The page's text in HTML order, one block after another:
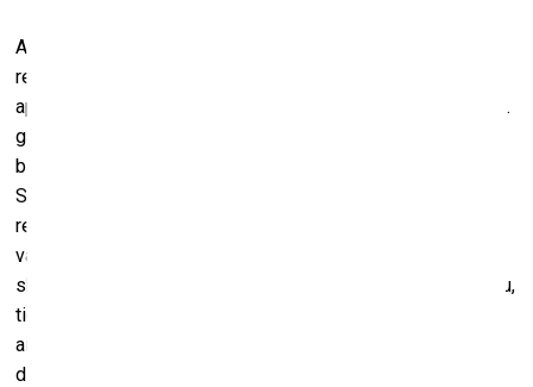
Annemarijas Gulbes izstādē “Gribi tici, gribi netici” būs
redzama jauktu mediju instalācija, kas ir veidota ap video,
apvienojot kolektīvo un personīgo atmiņu fragmentus, 1971.
gadā it kā pēc zibens spēriena nodegušās Vārmes
baznīcas barokālā interjera arhīva fotodokumentāciju un TV
Skrunda sižetus. Izstāde-pētījums uzmanīgi pārjautā
reliģijas un estētikas attiecības: kā uzlūkot kolektīvo ticību
vai neticību reliģijai? Kā aplūkot to, kā vizuālie, telpiskie un
skaņu vai klusuma elementi var izraisīt svētlaimīgu sajūsmu,
tieksmi apbrīnot iespaidīgo telpu vai altāri? Vai elpa
aizraujas no estētiska pārdzīvojuma vai tādēļ, ka sastapts
dievišķais?